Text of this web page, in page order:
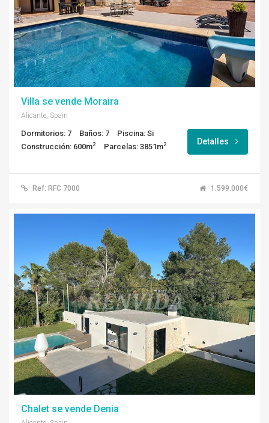
Villa se vende Moraira
Alicante, Spain
Dormitorios: 7 Baños: 7
Piscina: Si
Construcción: 600m2 Parcelas: 3851m2 Detalles
Ref: RFC 7000 1.599.000€
Chalet se vende Denia